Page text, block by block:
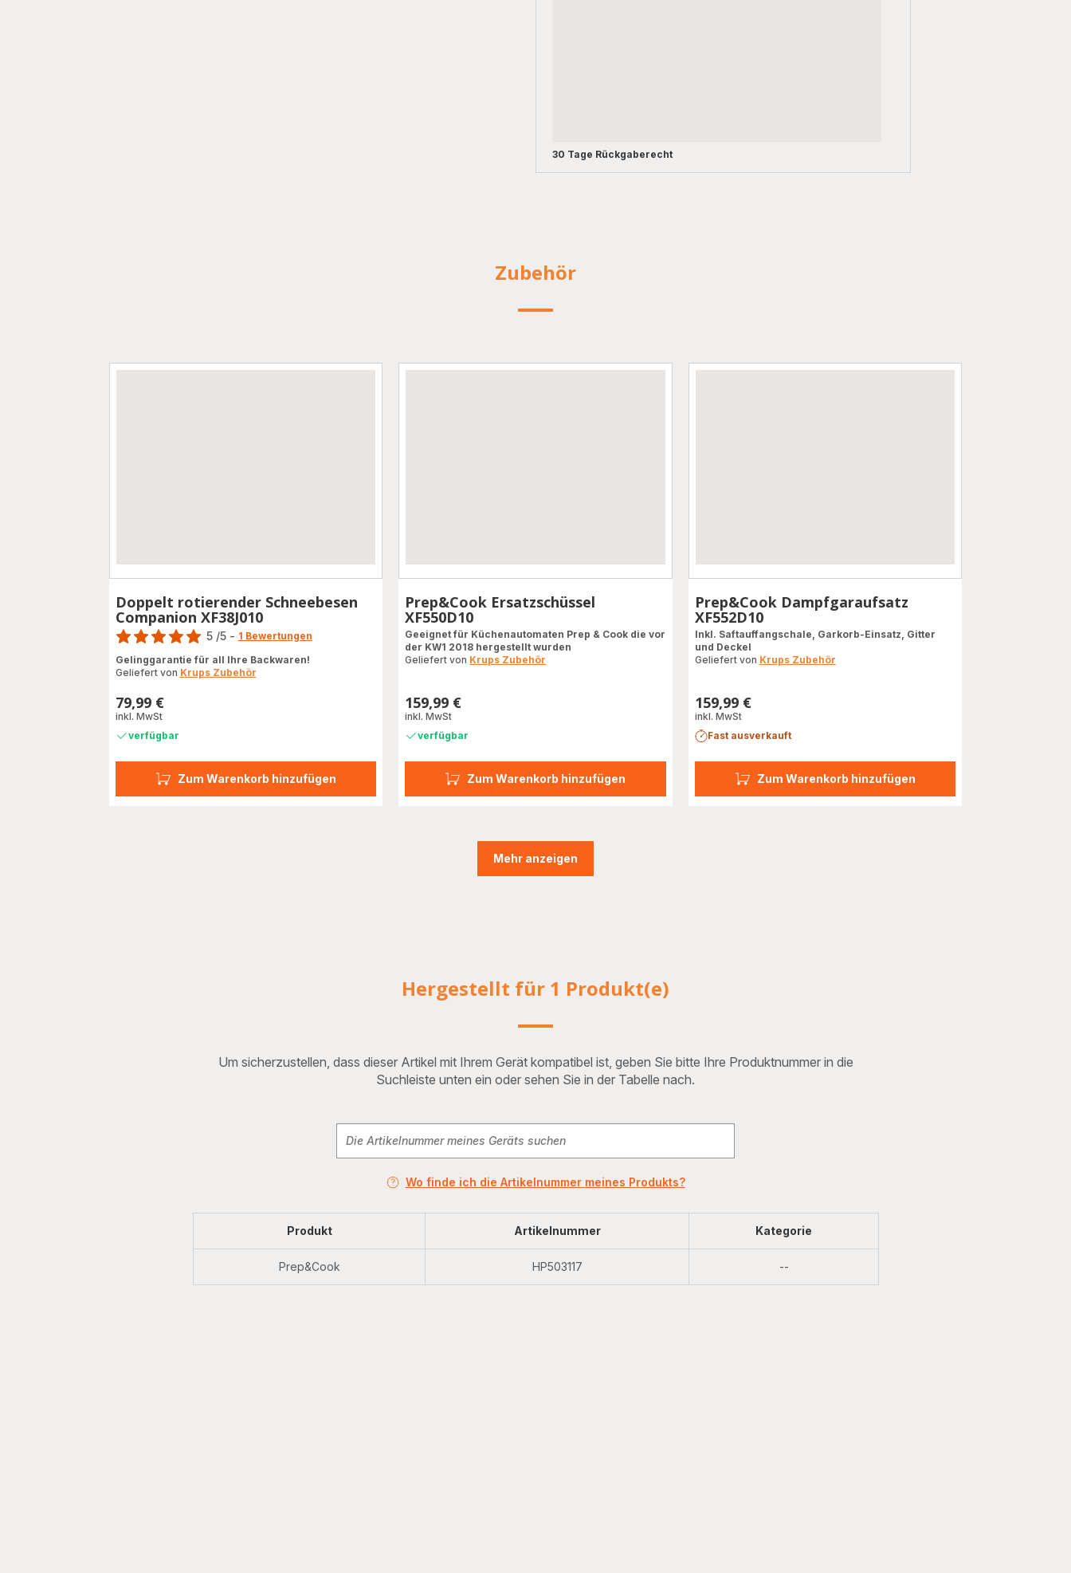
30 Tage Rückgaberecht
Zubehör
Zum Warenkorb hinzufügen
Doppelt rotierender Schneebesen
Companion XF38J010
Bewertung
mit
Sternen
(Durchschnitt)
5 /5 - 1 Bewertungen
Gelinggarantie für all Ihre Backwaren!
Geliefert von Krups Zubehör
Preis
79,99 €
inkl. MwSt
verfügbar
Zum Warenkorb hinzufügen
Prep&Cook Ersatzschüssel
XF550D10
Geeignet für Küchenautomaten Prep & Cook die vor
der KW1 2018 hergestellt wurden
Geliefert von Krups Zubehör
Preis
159,99 €
inkl. MwSt
verfügbar
Zum Warenkorb hinzufügen
Prep&Cook Dampfgaraufsatz
XF552D10
Inkl. Saftauffangschale, Garkorb-Einsatz, Gitter
und Deckel
Geliefert von Krups Zubehör
Preis
159,99 €
inkl. MwSt
Fast ausverkauft
Mehr anzeigen
Hergestellt für 1 Produkt(e)
Um sicherzustellen, dass dieser Artikel mit Ihrem Gerät kompatibel ist, geben Sie bitte Ihre Produktnummer in die
Suchleiste unten ein oder sehen Sie in der Tabelle nach.
Wo finde ich die Artikelnummer meines Produkts?
Produkt Artikelnummer Kategorie
Prep&Cook HP503117 --Nicht
verfügbar